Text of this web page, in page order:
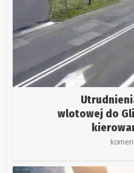
wlotowej do